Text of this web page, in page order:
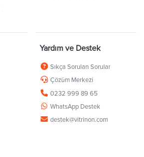
Yardım ve Destek
Sıkça Sorulan Sorular
Çözüm Merkezi
0232 999 89 65
WhatsApp Destek
destek@vitrinon.com